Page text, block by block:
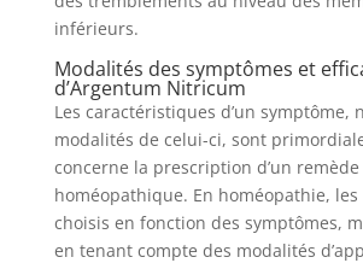
inférieurs.
Modalités des symptômes et
d’Argentum Nitricum
Les caractéristiques d’un symptôme,
modalités de celui-ci, sont
concerne la prescription d’un remède
homéopathique. En homéopathie,
choisis en fonction des symptômes,
en tenant compte des modalités